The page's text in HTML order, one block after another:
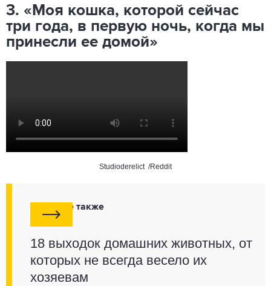
3. «Моя кошка, которой сейчас
три года, в первую ночь, когда мы
принесли ее домой»
Studioderelict /Reddit
Смотрите также
18 выходок домашних животных, от
которых не всегда весело их
хозяевам